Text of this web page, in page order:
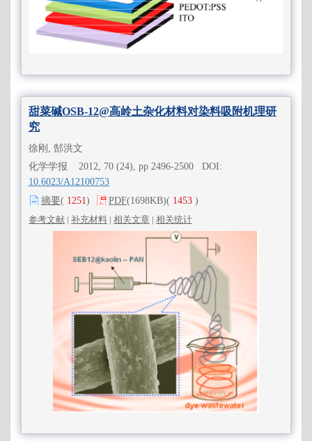
甜菜碱OSB-12@高岭土杂化材料对染料吸附机理研
究
徐刚, 郜洪文
化学学报 2012, 70 (24), pp 2496-2500 DOI:
10.6023/A12100753
摘要( 1251) PDF(1698KB)( 1453 )
参考文献 | 补充材料 | 相关文章 | 相关统计